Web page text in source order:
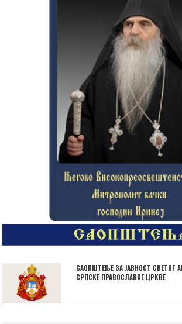
САОПШТЕЊЕ ЗА ЈАВНОСТ СВЕТОГ
СРПСКЕ ПРАВОСЛАВНЕ ЦРКВЕ